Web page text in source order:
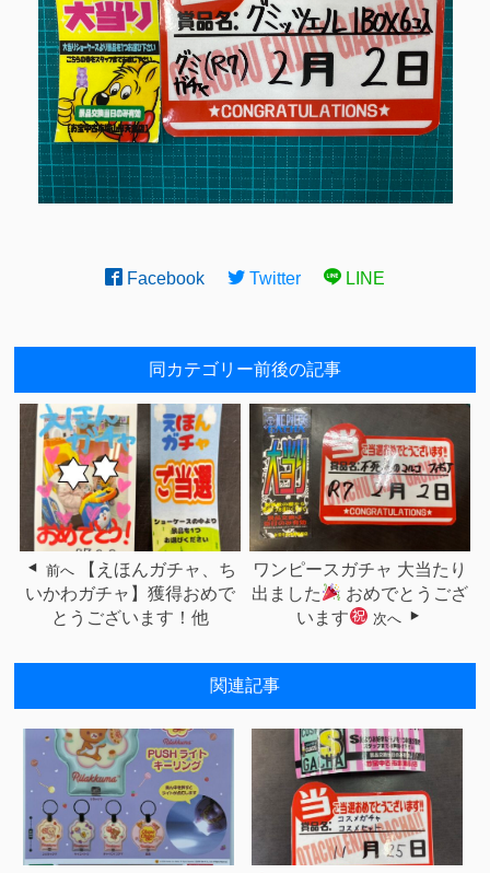
Facebook Twitter LINE
同カテゴリー前後の記事
前へ
【えほんガチャ、ち
いかわガチャ】獲得おめで
とうございます！他
ワンピースガチャ 大当たり
出ました
おめでとうござ
います
次へ
関連記事